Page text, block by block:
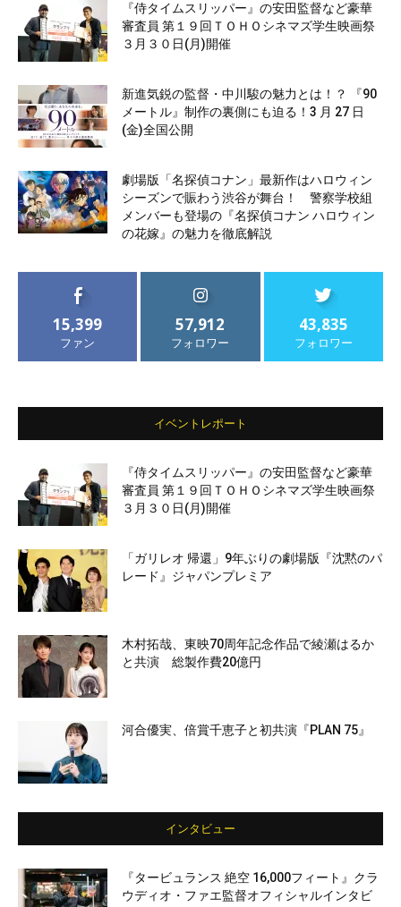
『侍タイムスリッパー』の安田監督など豪華
審査員 第１９回ＴＯＨＯシネマズ学生映画祭
３月３０日(月)開催
新進気鋭の監督・中川駿の魅力とは！？ 『90
メートル』制作の裏側にも迫る！3 月 27 日
(金)全国公開
劇場版「名探偵コナン」最新作はハロウィン
シーズンで賑わう渋谷が舞台！ 警察学校組
メンバーも登場の『名探偵コナン ハロウィン
の花嫁』の魅力を徹底解説
15,399
ファン
57,912
フォロワー
43,835
フォロワー
イベントレポート
『侍タイムスリッパー』の安田監督など豪華
審査員 第１９回ＴＯＨＯシネマズ学生映画祭
３月３０日(月)開催
「ガリレオ 帰還」9年ぶりの劇場版『沈黙のパ
レード』ジャパンプレミア
木村拓哉、東映70周年記念作品で綾瀬はるか
と共演 総製作費20億円
河合優実、倍賞千恵子と初共演『PLAN 75』
インタビュー
『タービュランス 絶空 16,000フィート』クラ
ウディオ・ファエ監督オフィシャルインタビ